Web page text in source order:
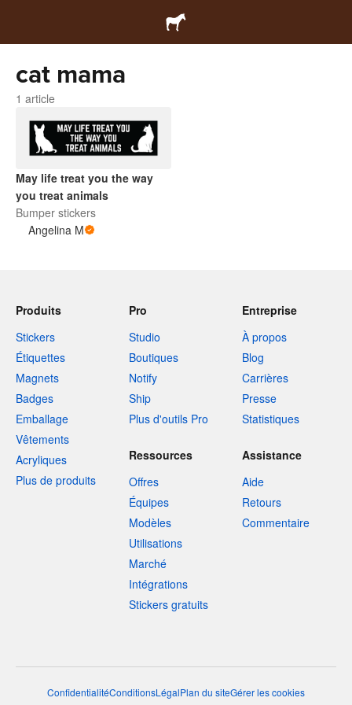
cat mama
1 article
May life treat you the way
you treat animals
Bumper stickers
Angelina M
Produits
Stickers
Étiquettes
Magnets
Badges
Emballage
Vêtements
Acryliques
Plus de produits
Pro
Studio
Boutiques
Notify
Ship
Plus d'outils Pro
Entreprise
À propos
Blog
Carrières
Presse
Statistiques
Ressources
Offres
Équipes
Modèles
Utilisations
Marché
Intégrations
Stickers gratuits
Assistance
Aide
Retours
Commentaire
ConfidentialitéConditionsLégalPlan du siteGérer les cookies